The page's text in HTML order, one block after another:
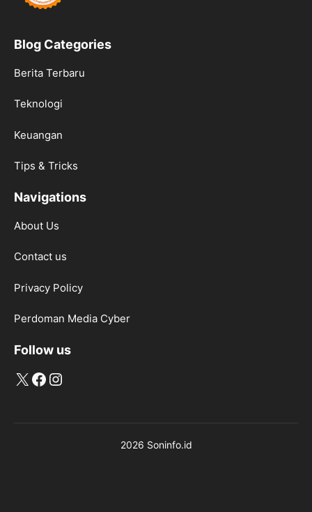
Blog Categories
Berita Terbaru
Teknologi
Keuangan
Tips & Tricks
Navigations
About Us
Contact us
Privacy Policy
Perdoman Media Cyber
Follow us
X Facebook
Instagram
2026 Soninfo.id